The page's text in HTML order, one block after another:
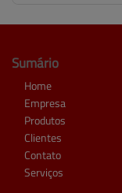
Sumário
Home
Empresa
Produtos
Clientes
Contato
Serviços